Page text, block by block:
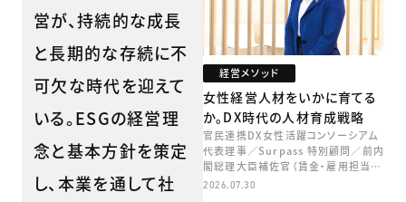
営が、持続的な成長
と長期的な存続に不
可欠な時代を迎えて
いる。ESGの経営理
念と基本方針を策定
し、本業を通して社
経営メソッド
女性経営人材をいかに育てる
か。DX時代の人材育成戦略
官民連携DX女性活躍コンソーシアム
代表理事／Surpass 特別顧問／前内
閣総理大臣補佐官（賃金・雇用担当）
矢田 稚子
2026.07.30